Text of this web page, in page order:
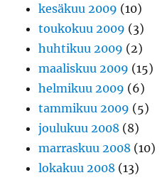
kesäkuu 2009 (10)
toukokuu 2009 (3)
huhtikuu 2009 (2)
maaliskuu 2009 (15)
helmikuu 2009 (6)
tammikuu 2009 (5)
joulukuu 2008 (8)
marraskuu 2008 (10)
lokakuu 2008 (13)